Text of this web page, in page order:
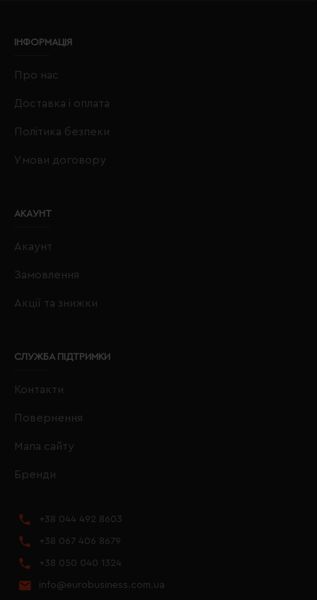
ІНФОРМАЦІЯ
Про нас
Доставка і оплата
Політика безпеки
Умови договору
АКАУНТ
Акаунт
Замовлення
Акції та знижки
СЛУЖБА ПІДТРИМКИ
Контакти
Повернення
Мапа сайту
Бренди
+38 044 492 8603
+38 067 406 8679
+38 050 040 1324
info@eurobusiness.com.ua